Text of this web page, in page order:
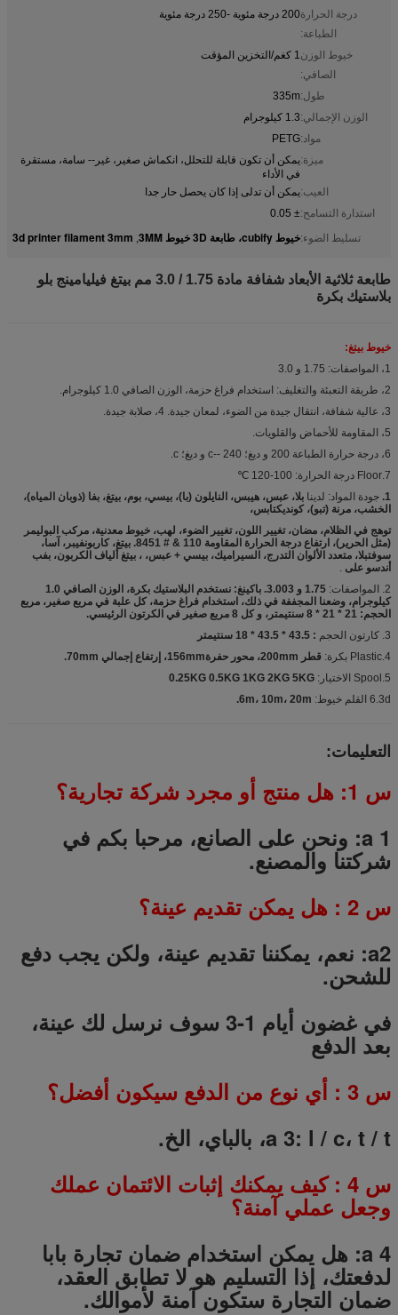
درجة الحرارة
الطباعة:
200 درجة مئوية -250 درجة مئوية
خيوط الوزن
الصافي:
1 كغم/التخزين المؤقت
طول:335m
الوزن الإجمالي:1.3 كيلوجرام
مواد:PETG
ميزة:يمكن أن تكون قابلة للتحلل، انكماش صغير، غير-- سامة، مستقرة
في الأداء
العيب:يمكن أن تدلى إذا كان يحصل حار جدا
استدارة التسامح:± 0.05
تسليط الضوء:خيوط cubify، طابعة 3D خيوط 3MM ,
3d printer filament 3mm
طابعة ثلاثية الأبعاد شفافة مادة 1.75 / 3.0 مم بيتغ فيليامينج بلو
بلاستيك بكرة
خيوط بيتغ:
1، المواصفات: 1.75 و 3.0
2، طريقة التعبئة والتغليف: استخدام فراغ حزمة، الوزن الصافي 1.0 كيلوجرام.
3، عالية شفافة، انتقال جيدة من الضوء، لمعان جيدة. 4، صلابة جيدة.
5، المقاومة للأحماض والقلويات.
6، درجة حرارة الطباعة 200 و ديغ؛ c-- 240 و ديغ؛ c.
7.Floor درجة الحرارة: 100-120 ℃
1. جودة المواد: لدينا بلا، عبس، هيبس، النايلون (با)، بيسي، بوم، بيتغ، بفا (ذوبان المياه)،
الخشب، مرنة (تبو)، كونديكتابس،
توهج في الظلام، مضان، تغيير اللون، تغيير الضوء، لهب، خيوط معدنية، مركب البوليمر
(مثل الحرير)، ارتفاع درجة الحرارة المقاومة 110 & # 8451. بيتغ، كاربونفيبر، آسا،
سوفتبلا، متعدد الألوان التدرج، السيراميك، بيسي + عبس، ، بيتغ ألياف الكربون، بفب
أندسو على .
2. المواصفات:
1.75 و 3.003. باكينغ: نستخدم البلاستيك بكرة، الوزن الصافي 1.0
كيلوجرام، وضعنا المجففة في ذلك، استخدام فراغ حزمة، كل علبة في مربع صغير، مربع
الحجم: 21 * 21 * 8 سنتيمتر، و كل 8 مربع صغير في الكرتون الرئيسي.
3. كارتون الحجم
: 43.5 * 43.5 * 18 سنتيمتر
4.Plastic بكرة:
قطر 200mm، محور حفرة156mm، إرتفاع إجمالي 70mm.
5.Spool الاختيار:
0.25KG 0.5KG 1KG 2KG 5KG
6.3d القلم خيوط:
6m، 10m، 20m.
التعليمات:
س 1: هل منتج أو مجرد شركة تجارية؟
a 1: ونحن على الصانع، مرحبا بكم في
شركتنا والمصنع.
س 2 : هل يمكن تقديم عينة؟
a2: نعم، يمكننا تقديم عينة، ولكن يجب دفع
للشحن.
في غضون أيام 1-3 سوف نرسل لك عينة،
بعد الدفع
س 3 : أي نوع من الدفع سيكون أفضل؟
a 3: l / c، t / t، بالباي، الخ.
س 4 : كيف يمكنك إثبات الائتمان عملك
وجعل عملي آمنة؟
a 4: هل يمكن استخدام ضمان تجارة بابا
لدفعتك، إذا التسليم هو لا تطابق العقد،
ضمان التجارة ستكون آمنة لأموالك.